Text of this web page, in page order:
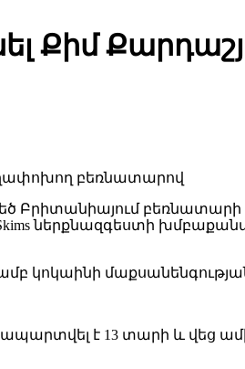
Քիմ
Բրիտանիայում
ներքնազգեստի
կոկաինի
է 13 տարի և վեց